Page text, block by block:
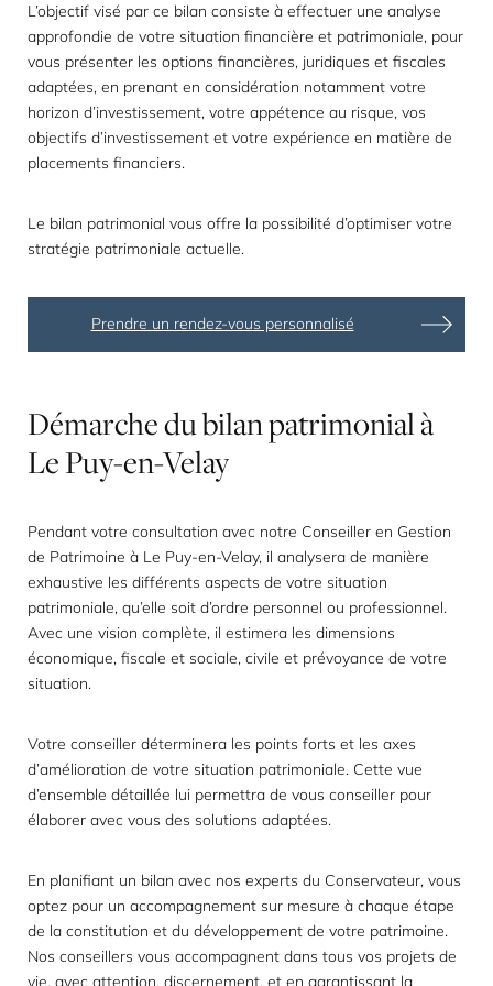
L’objectif visé par ce bilan consiste à effectuer une analyse
approfondie de votre situation financière et patrimoniale, pour
vous présenter les options financières, juridiques et fiscales
adaptées, en prenant en considération notamment votre
horizon d’investissement, votre appétence au risque, vos
objectifs d’investissement et votre expérience en matière de
placements financiers.
Le bilan patrimonial vous offre la possibilité d’optimiser votre
stratégie patrimoniale actuelle.
Prendre un rendez-vous personnalisé
Démarchedubilanpatrimonialà
LePuy-en-Velay
Pendant votre consultation avec notre Conseiller en Gestion
de Patrimoine à Le Puy-en-Velay, il analysera de manière
exhaustive les différents aspects de votre situation
patrimoniale, qu’elle soit d’ordre personnel ou professionnel.
Avec une vision complète, il estimera les dimensions
économique, fiscale et sociale, civile et prévoyance de votre
situation.
Votre conseiller déterminera les points forts et les axes
d’amélioration de votre situation patrimoniale. Cette vue
d’ensemble détaillée lui permettra de vous conseiller pour
élaborer avec vous des solutions adaptées.
En planifiant un bilan avec nos experts du Conservateur, vous
optez pour un accompagnement sur mesure à chaque étape
de la constitution et du développement de votre patrimoine.
Nos conseillers vous accompagnent dans tous vos projets de
vie, avec attention, discernement, et en garantissant la